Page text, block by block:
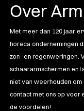
Over
Met meer dan 120 jaar
horeca ondernemingen
zon- en regenweringen.
schaararmschermen en
niet van weerhouden
contact met ons op voor
de voordelen!